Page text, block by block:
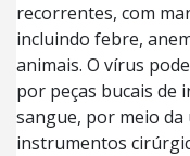
recorrentes, com
incluindo febre,
animais. O vírus
por peças bucais de
sangue, por meio da
instrumentos